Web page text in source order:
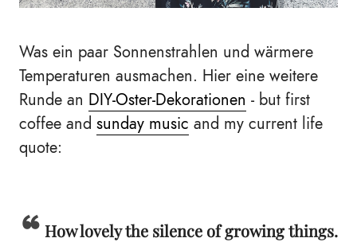
Was ein paar Sonnenstrahlen und wärmere
Temperaturen ausmachen. Hier eine weitere
Runde an DIY-Oster-Dekorationen - but first
coffee and sunday music and my current life
quote:
How lovely the silence of growing things.